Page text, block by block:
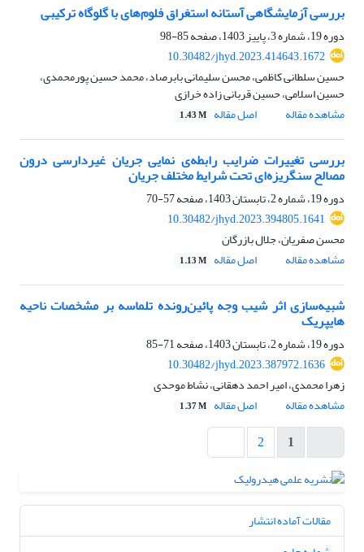
بررسی آزمایشگاهی آستانه استغراق فلوم‌های با گلوگاه ترکیبی
دوره 19، شماره 3، پاییز 1403، صفحه
85-98
10.30482/jhyd.2023.414643.1672
حسین سلطانی کاظمی، محسن سلیمانی بابرصاد، محمد حسین پورمحمدی،
حسین اسلامی، حسین قربانی زاده خرازی
مشاهده مقاله
اصل مقاله 1.43 M
بررسی تغییرات ضرایب رابطه‌ی نمایی جریان غیردارسی درون
مصالح سنگریزه‌ای تحت شرایط مختلف جریان
دوره 19، شماره 2، تابستان 1403، صفحه
57-70
10.30482/jhyd.2023.394805.1641
محسن صفریان، جلال بازرگان
مشاهده مقاله
اصل مقاله 1.13 M
شبیه‌سازی اثر شیب وجه پائین‌رونده تلماسه بر مشخصات ناحیه
هایپریک
دوره 19، شماره 2، تابستان 1403، صفحه
71-85
10.30482/jhyd.2023.387972.1636
زهرا محمدی، امیر احمد دهقانی، نشاط موحدی
مشاهده مقاله
اصل مقاله 1.37 M
1
2
مقالات آماده انتشار